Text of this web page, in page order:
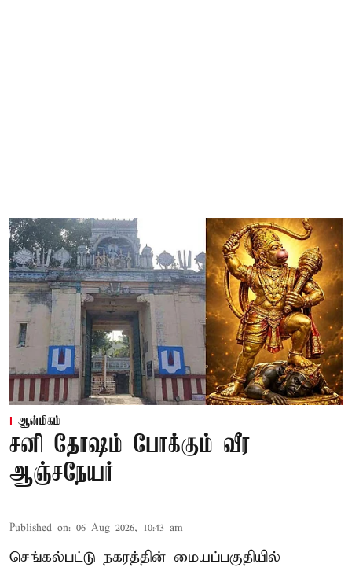
ஆன்மிகம்
சனி தோஷம் போக்கும் வீர
ஆஞ்சநேயர்
Published on: 06 Aug 2026, 10:43 am
செங்கல்பட்டு நகரத்தின் மையப்பகுதியில்